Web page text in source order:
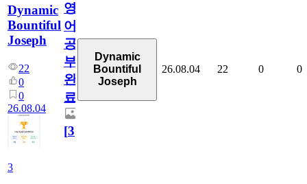
Dynamic
Bountiful
Joseph
22
0
0
26.08.04
3
영
어
공
부
완
료
[3]
Dynamic
Bountiful
Joseph
26.08.04 22 0 0